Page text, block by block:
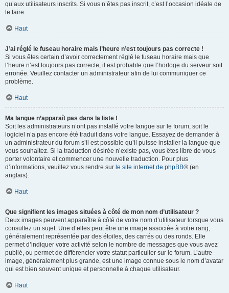
qu’aux utilisateurs inscrits. Si vous n’êtes pas inscrit, c’est l’occasion idéale de
le faire.
Haut
J’ai réglé le fuseau horaire mais l’heure n’est toujours pas correcte !
Si vous êtes certain d’avoir correctement réglé le fuseau horaire mais que
l’heure n’est toujours pas correcte, il est probable que l’horloge du serveur soit
erronée. Veuillez contacter un administrateur afin de lui communiquer ce
problème.
Haut
Ma langue n’apparaît pas dans la liste !
Soit les administrateurs n’ont pas installé votre langue sur le forum, soit le
logiciel n’a pas encore été traduit dans votre langue. Essayez de demander à
un administrateur du forum s’il est possible qu’il puisse installer la langue que
vous souhaitez. Si la traduction désirée n’existe pas, vous êtes libre de vous
porter volontaire et commencer une nouvelle traduction. Pour plus
d’informations, veuillez vous rendre sur le site internet de phpBB® (en
anglais).
Haut
Que signifient les images situées à côté de mon nom d’utilisateur ?
Deux images peuvent apparaître à côté de votre nom d’utilisateur lorsque vous
consultez un sujet. Une d’elles peut être une image associée à votre rang,
généralement représentée par des étoiles, des carrés ou des ronds. Elle
permet d’indiquer votre activité selon le nombre de messages que vous avez
publié, ou permet de différencier votre statut particulier sur le forum. L’autre
image, généralement plus grande, est une image connue sous le nom d’avatar
qui est bien souvent unique et personnelle à chaque utilisateur.
Haut